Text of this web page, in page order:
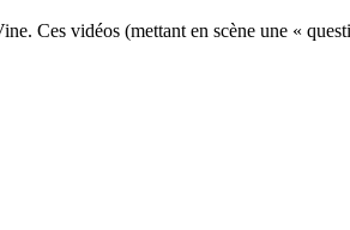
Ces vidéos (mettant en scène une «